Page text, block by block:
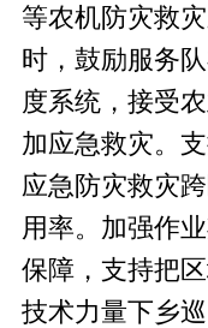
等农机防灾救
时，鼓励服务
度系统，接受
加应急救灾。
应急防灾救灾
用率。加强作
保障，支持把
技术力量下乡